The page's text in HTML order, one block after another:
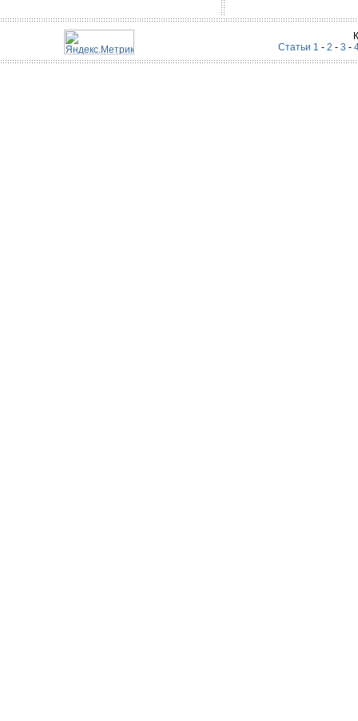
Статьи 1 - 2 - 3 -